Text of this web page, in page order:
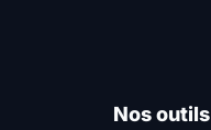
Nos outils